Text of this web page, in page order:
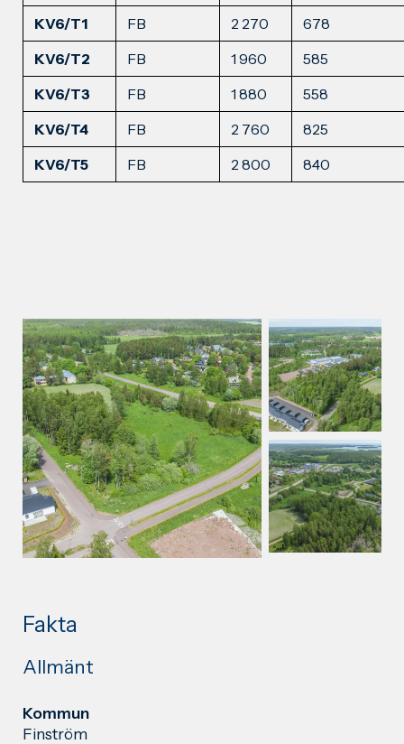
KV6/T1 FB 2 270
678
KV6/T2
FB 1 960
585
KV6/T3
FB 1 880
558
KV6/T4
FB 2 760
825
KV6/T5
FB 2 800 840
Fakta
Allmänt
Kommun
Finström